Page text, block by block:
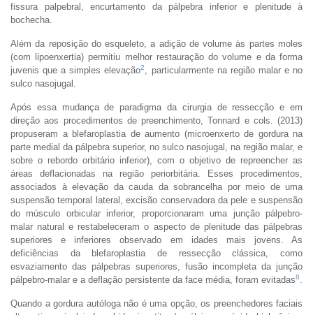
fissura palpebral, encurtamento da pálpebra inferior e plenitude à
bochecha.
Além da reposição do esqueleto, a adição de volume às partes moles
(com lipoenxertia) permitiu melhor restauração do volume e da forma
juvenis que a simples elevação2
, particularmente na região malar e no
sulco nasojugal.
Após essa mudança de paradigma da cirurgia de ressecção e em
direção aos procedimentos de preenchimento, Tonnard e cols. (2013)
propuseram a blefaroplastia de aumento (microenxerto de gordura na
parte medial da pálpebra superior, no sulco nasojugal, na região malar, e
sobre o rebordo orbitário inferior), com o objetivo de repreencher as
áreas deflacionadas na região periorbitária. Esses procedimentos,
associados à elevação da cauda da sobrancelha por meio de uma
suspensão temporal lateral, excisão conservadora da pele e suspensão
do músculo orbicular inferior, proporcionaram uma junção pálpebro-
malar natural e restabeleceram o aspecto de plenitude das pálpebras
superiores e inferiores observado em idades mais jovens. As
deficiências da blefaroplastia de ressecção clássica, como
esvaziamento das pálpebras superiores, fusão incompleta da junção
pálpebro-malar e a deflação persistente da face média, foram evitadas8
Quando a gordura autóloga não é uma opção, os preenchedores faciais